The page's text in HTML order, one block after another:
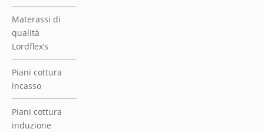
Materassi di
qualità
Lordflex’s
Piani cottura
incasso
Piani cottura
induzione